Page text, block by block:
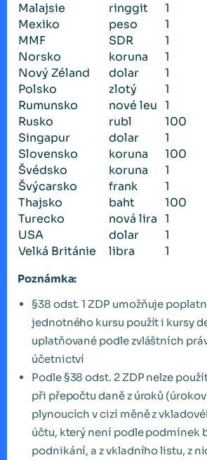
Malajsie
ringgit 1
Mexiko
peso 1
MMF
SDR 1
Norsko
koruna 1
Nový Zéland
dolar 1
Polsko
zlotý 1
Rumunsko
nové leu 1
Rusko
rubl 100
Singapur
dolar 1
Slovensko
koruna 100
Švédsko
koruna 1
Švýcarsko
frank 1
Thajsko
baht 100
Turecko
nová lira 1
USA
dolar 1
Velká Británie
libra 1
Poznámka:
§38 odst. 1 ZDP umožňuje
jednotného kursu použít i kursy
uplatňované podle zvláštních
účetnictví
Podle §38 odst. 2 ZDP nelze
při přepočtu daně z úroků
plynoucích v cizí měně z
účtu, který není podle podmínek
podnikání, a z vkladního listu, z